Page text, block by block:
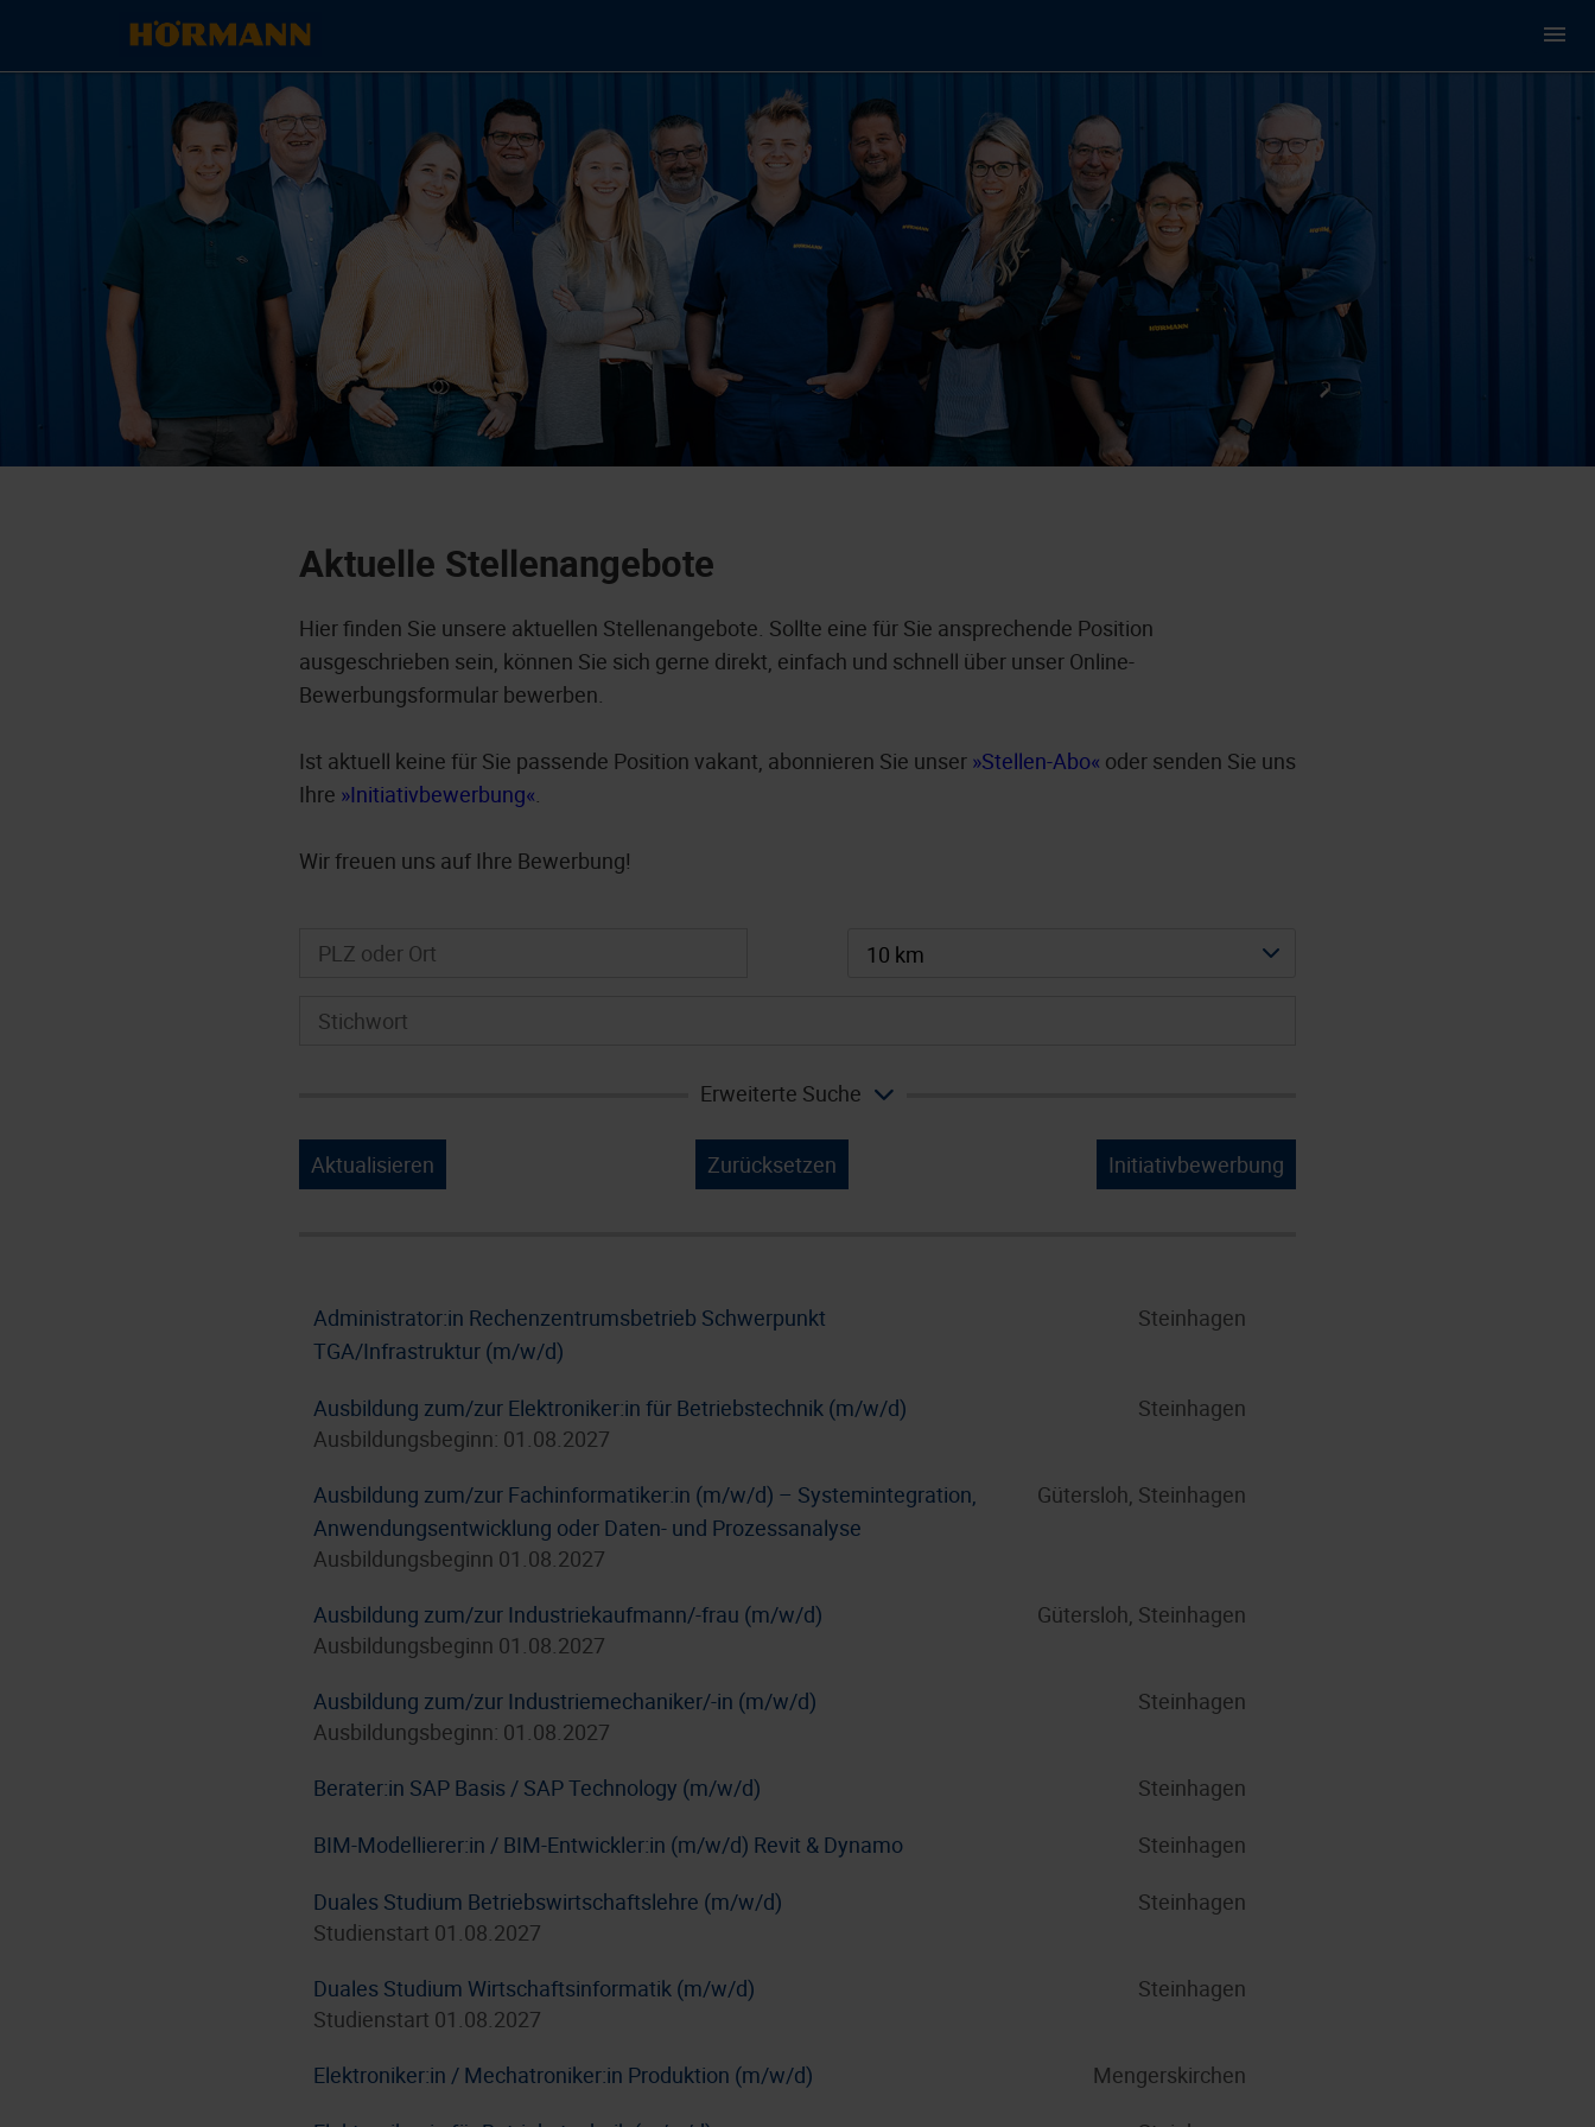
Aktuelle Stellenangebote
Hier finden Sie unsere aktuellen Stellenangebote. Sollte eine für Sie ansprechende Position
ausgeschrieben sein, können Sie sich gerne direkt, einfach und schnell über unser Online-
Bewerbungsformular bewerben.
Ist aktuell keine für Sie passende Position vakant, abonnieren Sie unser Stellen-Abo oder senden Sie uns
Ihre Initiativbewerbung .
Wir freuen uns auf Ihre Bewerbung!
10 km
Erweiterte Suche
Aktualisieren Zurücksetzen Initiativbewerbung
Administrator:in Rechenzentrumsbetrieb Schwerpunkt
TGA/Infrastruktur (m/w/d)
Steinhagen
Ausbildung zum/zur Elektroniker:in für Betriebstechnik (m/w/d)
Ausbildungsbeginn: 01.08.2027
Steinhagen
Ausbildung zum/zur Fachinformatiker:in (m/w/d) – Systemintegration,
Anwendungsentwicklung oder Daten- und Prozessanalyse
Ausbildungsbeginn 01.08.2027
Gütersloh, Steinhagen
Ausbildung zum/zur Industriekaufmann/-frau (m/w/d)
Ausbildungsbeginn 01.08.2027
Gütersloh, Steinhagen
Ausbildung zum/zur Industriemechaniker/-in (m/w/d)
Ausbildungsbeginn: 01.08.2027
Steinhagen
Berater:in SAP Basis / SAP Technology (m/w/d)
Steinhagen
BIM-Modellierer:in / BIM-Entwickler:in (m/w/d) Revit & Dynamo
Steinhagen
Duales Studium Betriebswirtschaftslehre (m/w/d)
Studienstart 01.08.2027
Steinhagen
Duales Studium Wirtschaftsinformatik (m/w/d)
Studienstart 01.08.2027
Steinhagen
Elektroniker:in / Mechatroniker:in Produktion (m/w/d)
Mengerskirchen